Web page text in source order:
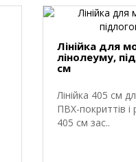
Лінійка для
лінолеуму,
см
Лінійка 405 см
ПВХ-покриттів і
405 см зас..